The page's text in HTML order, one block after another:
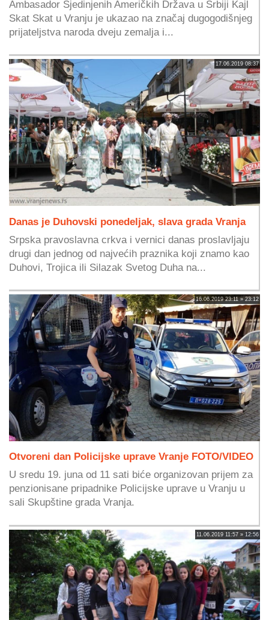
Ambasador Sjedinjenih Američkih Država u Srbiji Kajl
Skat Skat u Vranju je ukazao na značaj dugogodišnjeg
prijateljstva naroda dveju zemalja i...
17.06.2019 08:37
Danas je Duhovski ponedeljak, slava grada Vranja
Srpska pravoslavna crkva i vernici danas proslavljaju
drugi dan jednog od najvećih praznika koji znamo kao
Duhovi, Trojica ili Silazak Svetog Duha na...
16.06.2019 23:11 » 23:12
Otvoreni dan Policijske uprave Vranje FOTO/VIDEO
U sredu 19. juna od 11 sati biće organizovan prijem za
penzionisane pripadnike Policijske uprave u Vranju u
sali Skupštine grada Vranja.
11.06.2019 11:57 » 12:56